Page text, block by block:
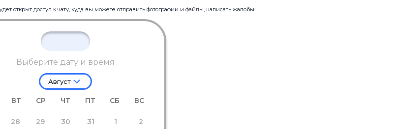
открыт доступ к чату, куда вы можете отправить фотографии и файлы, написать жалобы
Выберите дату и время
Август
ВТ СР ЧТ ПТ СБ ВС
28 29 30 31 1 2